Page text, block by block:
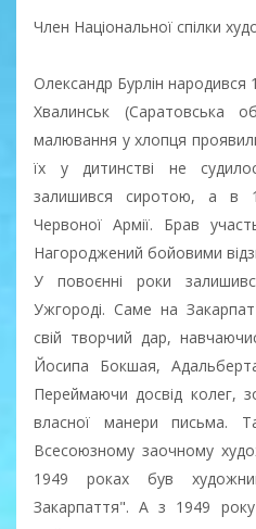
Член Національної спілки
Олександр Бурлін народився
Хвалинськ (Саратовська
малювання у хлопця
їх у дитинстві не
залишився сиротою, а в
Червоної Армії. Брав
Нагороджений бойовими
У повоєнні роки
Ужгороді. Саме на
свій творчий дар,
Йосипа Бокшая,
Переймаючи досвід колег,
власної манери письма.
Всесоюзному заочному
1949 роках був
Закарпаття". А з 1949